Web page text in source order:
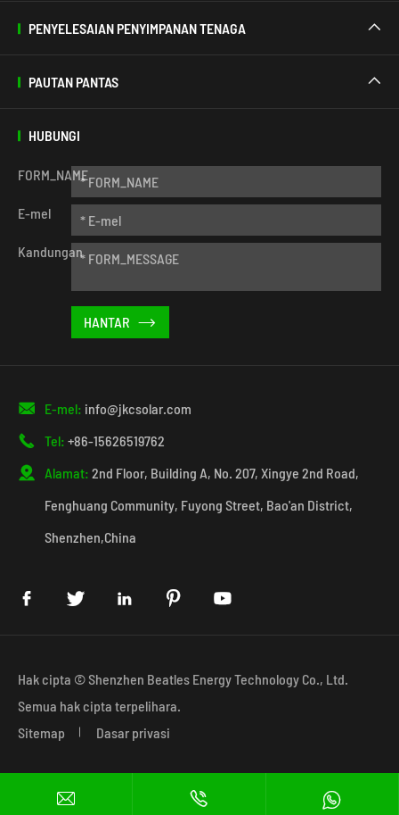
PENYELESAIAN PENYIMPANAN TENAGA 
PAUTAN PANTAS 
HUBUNGI
FORM_NAME
E-mel
Kandungan

 E-mel: info@jkcsolar.com
 Tel: +86-15626519762
 Alamat: 2nd Floor, Building A, No. 207, Xingye 2nd Road,
Fenghuang Community, Fuyong Street, Bao'an District,
Shenzhen,China
    
Hak cipta © Shenzhen Beatles Energy Technology Co., Ltd.
Semua hak cipta terpelihara.
Sitemap
Dasar privasi
  